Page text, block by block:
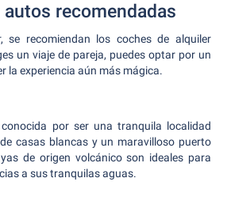
recomendadas
se recomiendan los coches de alquiler
un viaje de pareja, puedes optar por un
la experiencia aún más mágica.
por ser una tranquila localidad
casas blancas y un maravilloso puerto
de origen volcánico son ideales para
a sus tranquilas aguas.